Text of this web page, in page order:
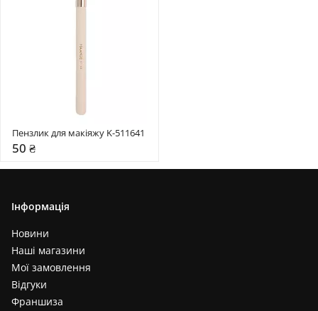
Пензлик для макіяжу K-511641
50 ₴
Інформація
Новини
Наші магазини
Мої замовлення
Відгуки
Франшиза